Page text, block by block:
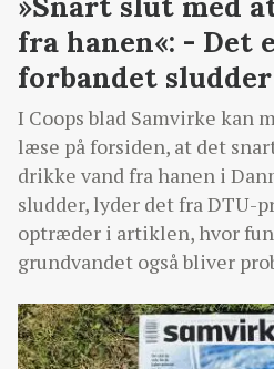
fra hanen«: - Det
forbandet sludder
I Coops blad Samvirke kan
læse på forsiden, at det
drikke vand fra hanen i
sludder, lyder det fra DTU-
optræder i artiklen, hvor
grundvandet også bliver